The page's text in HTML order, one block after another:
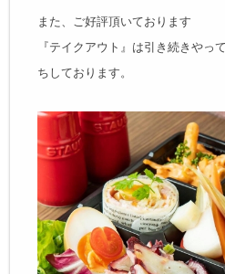
また、ご好評頂いております
『テイクアウト』は引き続きやっ
ちしております。